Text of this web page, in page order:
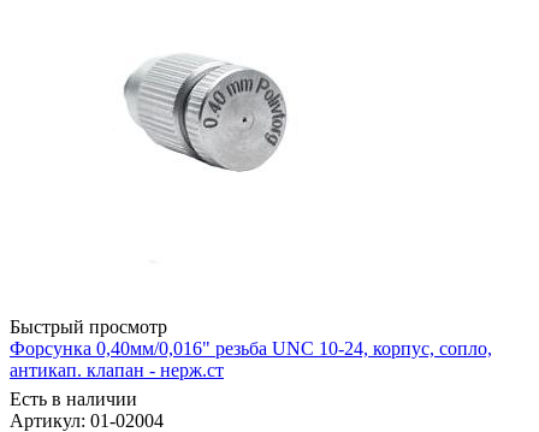
Быстрый просмотр
Форсунка 0,40мм/0,016" резьба UNC 10-24, корпус, сопло,
антикап. клапан - нерж.ст
Есть в наличии
Артикул: 01-02004